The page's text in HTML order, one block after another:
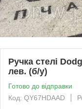
Ручка стелі
лев. (б/у)
Готово до відправки
Код: QY67HDAAD